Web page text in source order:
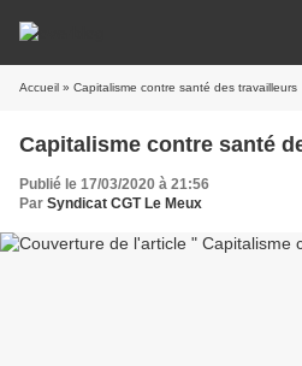
Accueil » Capitalisme contre santé des travailleurs
Capitalisme contre santé
Publié le 17/03/2020 à 21:56
Par Syndicat CGT Le Meux